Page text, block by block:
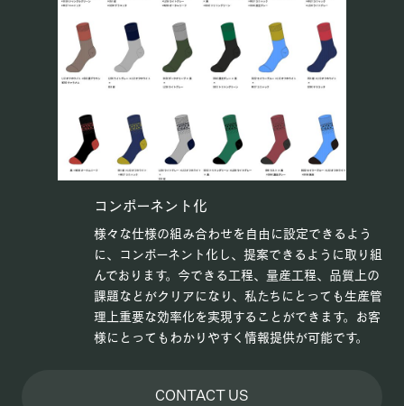
コンポーネント化
様々な仕様の組み合わせを自由に設定できるよう
に、コンポーネント化し、提案できるように取り組
んでおります。今できる工程、量産工程、品質上の
課題などがクリアになり、私たちにとっても生産管
理上重要な効率化を実現することができます。お客
様にとってもわかりやすく情報提供が可能です。
CONTACT US